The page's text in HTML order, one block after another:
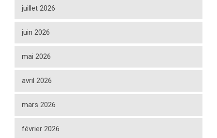
juillet 2026
juin 2026
mai 2026
avril 2026
mars 2026
février 2026